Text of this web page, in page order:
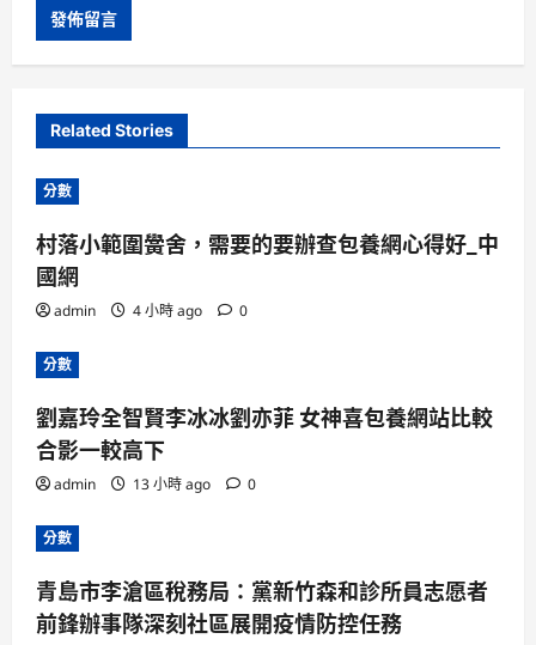
Related Stories
分數
村落小範圍黌舍，需要的要辦查包養網心得好_中
國網
admin 4 小時 ago 0
分數
劉嘉玲全智賢李冰冰劉亦菲 女神喜包養網站比較
合影一較高下
admin 13 小時 ago 0
分數
青島市李滄區稅務局：黨新竹森和診所員志愿者
前鋒辦事隊深刻社區展開疫情防控任務